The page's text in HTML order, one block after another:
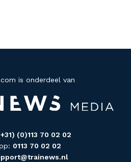
is onderdeel van
(0)113 70 02 02
0113 70 02 02